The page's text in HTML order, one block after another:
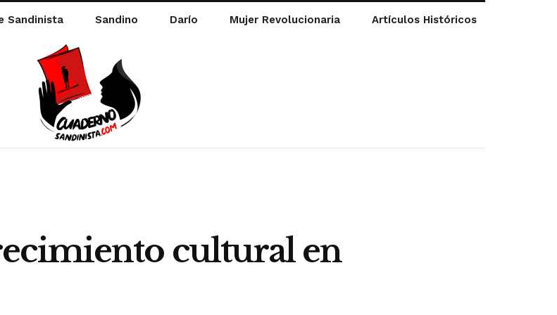
Sandinista Sandino Darío Mujer Revolucionaria Artículos Históricos
cultural en